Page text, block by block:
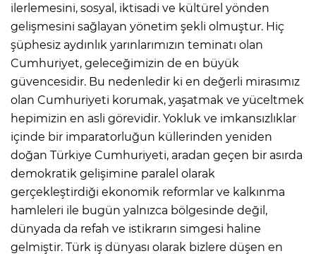
ilerlemesini, sosyal, iktisadi ve kültürel yönden
gelişmesini sağlayan yönetim şekli olmuştur. Hiç
şüphesiz aydınlık yarınlarımızın teminatı olan
Cumhuriyet, geleceğimizin de en büyük
güvencesidir. Bu nedenledir ki en değerli mirasımız
olan Cumhuriyeti korumak, yaşatmak ve yüceltmek
hepimizin en asli görevidir. Yokluk ve imkansızlıklar
içinde bir imparatorluğun küllerinden yeniden
doğan Türkiye Cumhuriyeti, aradan geçen bir asırda
demokratik gelişimine paralel olarak
gerçekleştirdiği ekonomik reformlar ve kalkınma
hamleleri ile bugün yalnızca bölgesinde değil,
dünyada da refah ve istikrarın simgesi haline
gelmiştir. Türk iş dünyası olarak bizlere düşen en